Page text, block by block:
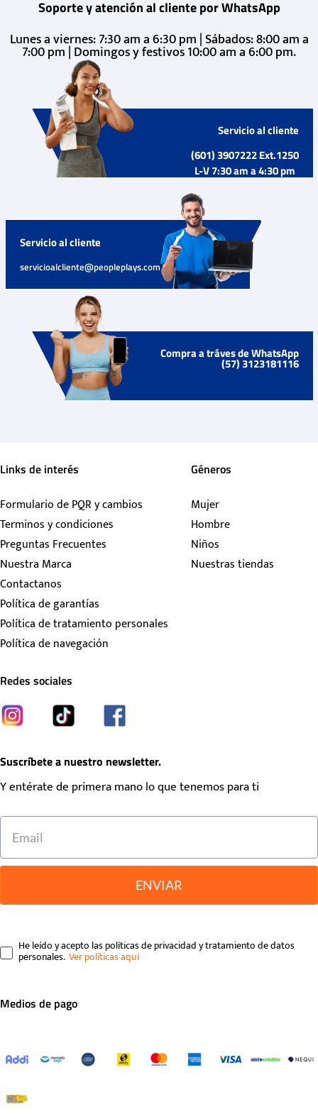
Soporte y atención al cliente por WhatsApp
Lunes a viernes: 7:30 am a 6:30 pm | Sábados: 8:00 am a
7:00 pm | Domingos y festivos 10:00 am a 6:00 pm.
Servicio al cliente
(601) 3907222 Ext.1250
L-V 7:30 am a 4:30 pm
Servicio al cliente
servicioalcliente@peopleplays.com
Compra a tráves de WhatsApp
(57) 3123181116
Links de interés
Formulario de PQR y cambios
Terminos y condiciones
Preguntas Frecuentes
Nuestra Marca
Contactanos
Política de garantías
Política de tratamiento personales
Política de navegación
Géneros
Mujer
Hombre
Niños
Nuestras tiendas
Redes sociales
Suscríbete a nuestro newsletter.
Y entérate de primera mano lo que tenemos para ti
ENVIAR
He leído y acepto las políticas de privacidad y tratamiento de datos
personales.
Medios de pago